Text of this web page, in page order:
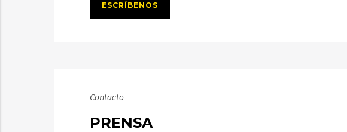
ESCRÍBENOS
Contacto
PRENSA